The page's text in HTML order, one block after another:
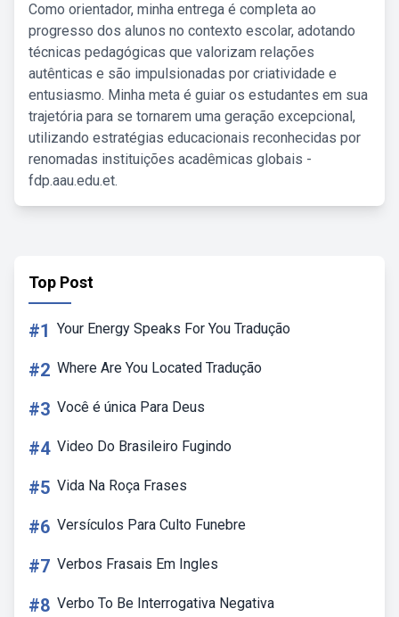
Como orientador, minha entrega é completa ao
progresso dos alunos no contexto escolar, adotando
técnicas pedagógicas que valorizam relações
autênticas e são impulsionadas por criatividade e
entusiasmo. Minha meta é guiar os estudantes em sua
trajetória para se tornarem uma geração excepcional,
utilizando estratégias educacionais reconhecidas por
renomadas instituições acadêmicas globais -
fdp.aau.edu.et.
Top Post
#1 Your Energy Speaks For You Tradução
#2 Where Are You Located Tradução
#3 Você é única Para Deus
#4 Video Do Brasileiro Fugindo
#5 Vida Na Roça Frases
#6 Versículos Para Culto Funebre
#7 Verbos Frasais Em Ingles
#8 Verbo To Be Interrogativa Negativa